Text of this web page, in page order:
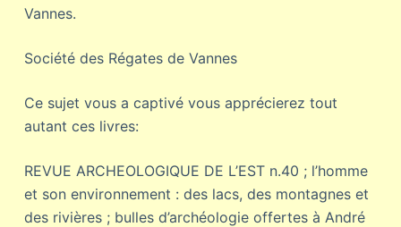
Vannes.
Société des Régates de Vannes
Ce sujet vous a captivé vous apprécierez tout
autant ces livres:
REVUE ARCHEOLOGIQUE DE L’EST n.40 ; l’homme
et son environnement : des lacs, des montagnes et
des rivières ; bulles d’archéologie offertes à André